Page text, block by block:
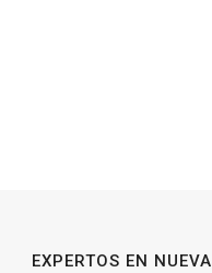
EXPERTOS EN